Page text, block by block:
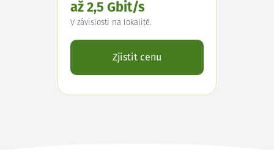
až 2,5 Gbit/s
V závislosti na lokalitě.
Zjistit cenu